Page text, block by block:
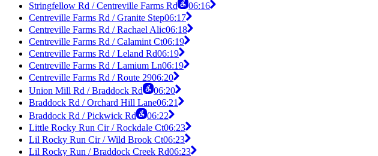
Stringfellow Rd / Centreville Farms Rd
06:16
Centreville Farms Rd / Granite Step06:17
Centreville Farms Rd / Rachael Alic06:18
Centreville Farms Rd / Calamint Ct06:19
Centreville Farms Rd / Leland Rd06:19
Centreville Farms Rd / Lamium Ln06:19
Centreville Farms Rd / Route 2906:20
Union Mill Rd / Braddock Rd
06:20
Braddock Rd / Orchard Hill Lane06:21
Braddock Rd / Pickwick Rd
06:22
Little Rocky Run Cir / Rockdale Ct06:23
Lil Rocky Run Cir / Wild Brook Ct06:23
Lil Rocky Run / Braddock Creek Rd06:23